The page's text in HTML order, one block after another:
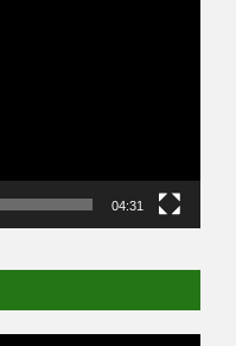
04:31